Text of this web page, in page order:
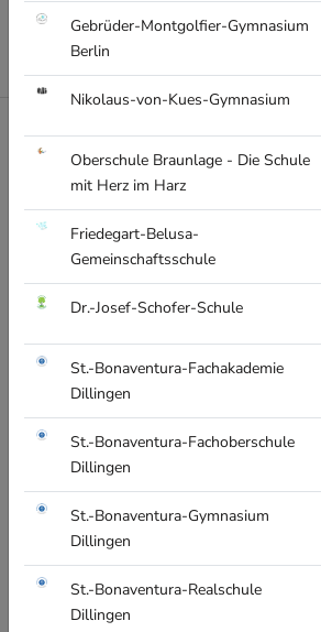
Gebrüder-Montgolfier-Gymnasium
Berlin
Nikolaus-von-Kues-Gymnasium
Oberschule Braunlage - Die Schule
mit Herz im Harz
Friedegart-Belusa-
Gemeinschaftsschule
Dr.-Josef-Schofer-Schule
St.-Bonaventura-Fachakademie
Dillingen
St.-Bonaventura-Fachoberschule
Dillingen
St.-Bonaventura-Gymnasium
Dillingen
St.-Bonaventura-Realschule
Dillingen
DEINE SCHULE - DEIN
Die individuelle Onlineshop-Lösung für
Personalisierbare Bekleidung oder
einem Artikel!
Und deine Schulkasse profitiert auch davon!
WARUM FÜR SCHOOLTEXTIL.DE
Hierfür fallen für die Schule keine Kosten
Artikel erhält der Elternbeirat, die SMV
vorher vereinbarte Rückvergütung. Diese
wieder in Projekte für die Schüler:innen
WAS BIETET SCHOOLTEXTIL.DE
www.schooltextil.de
bietet neben den